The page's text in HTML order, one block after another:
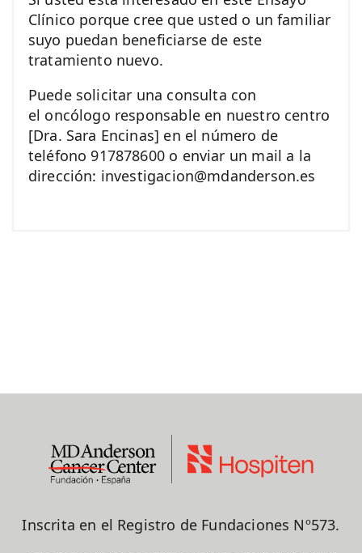
Clínico porque cree que usted o un familiar
suyo puedan beneficiarse de este
tratamiento nuevo.
Puede solicitar una consulta con
el oncólogo responsable en nuestro centro
[Dra. Sara Encinas] en el número de
teléfono 917878600 o enviar un mail a la
dirección: investigacion@mdanderson.es
Inscrita en el Registro de Fundaciones Nº573.